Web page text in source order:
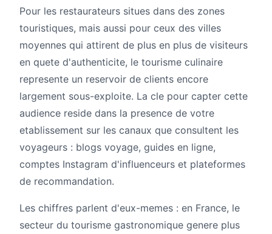
Pour les restaurateurs situes dans des zones
touristiques, mais aussi pour ceux des villes
moyennes qui attirent de plus en plus de visiteurs
en quete d'authenticite, le tourisme culinaire
represente un reservoir de clients encore
largement sous-exploite. La cle pour capter cette
audience reside dans la presence de votre
etablissement sur les canaux que consultent les
voyageurs : blogs voyage, guides en ligne,
comptes Instagram d'influenceurs et plateformes
de recommandation.
Les chiffres parlent d'eux-memes : en France, le
secteur du tourisme gastronomique genere plus